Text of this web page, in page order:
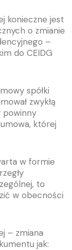
konieczne jest
o zmianie
–
do CEIDG
spółki
zwykłą
powinny
której
w formie
to
w obecności
– zmiana
jak: